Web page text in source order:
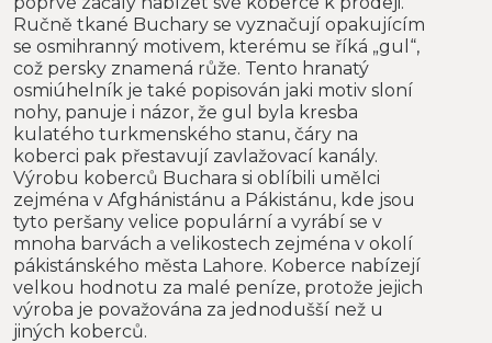
Ručně tkané Buchary se vyznačují opakujícím
se osmihranný motivem, kterému se říká „gul“,
což persky znamená růže. Tento hranatý
osmiúhelník je také popisován jaki motiv sloní
nohy, panuje i názor, že gul byla kresba
kulatého turkmenského stanu, čáry na
koberci pak přestavují zavlažovací kanály.
Výrobu koberců Buchara si oblíbili umělci
zejména v Afghánistánu a Pákistánu, kde jsou
tyto peršany velice populární a vyrábí se v
mnoha barvách a velikostech zejména v okolí
pákistánského města Lahore. Koberce nabízejí
velkou hodnotu za malé peníze, protože jejich
výroba je považována za jednodušší než u
jiných koberců.